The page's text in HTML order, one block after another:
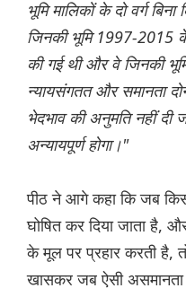
भूमि मालिकों के दो वर्ग
जिनकी भूमि 1997-2015 के
की गई थी और वे जिनकी
न्यायसंगतत और समानता
भेदभाव की अनुमति नहीं दी
अन्यायपूर्ण होगा।"
पीठ ने आगे कहा कि जब
घोषित कर दिया जाता है,
के मूल पर प्रहार करती है,
खासकर जब ऐसी असमानता